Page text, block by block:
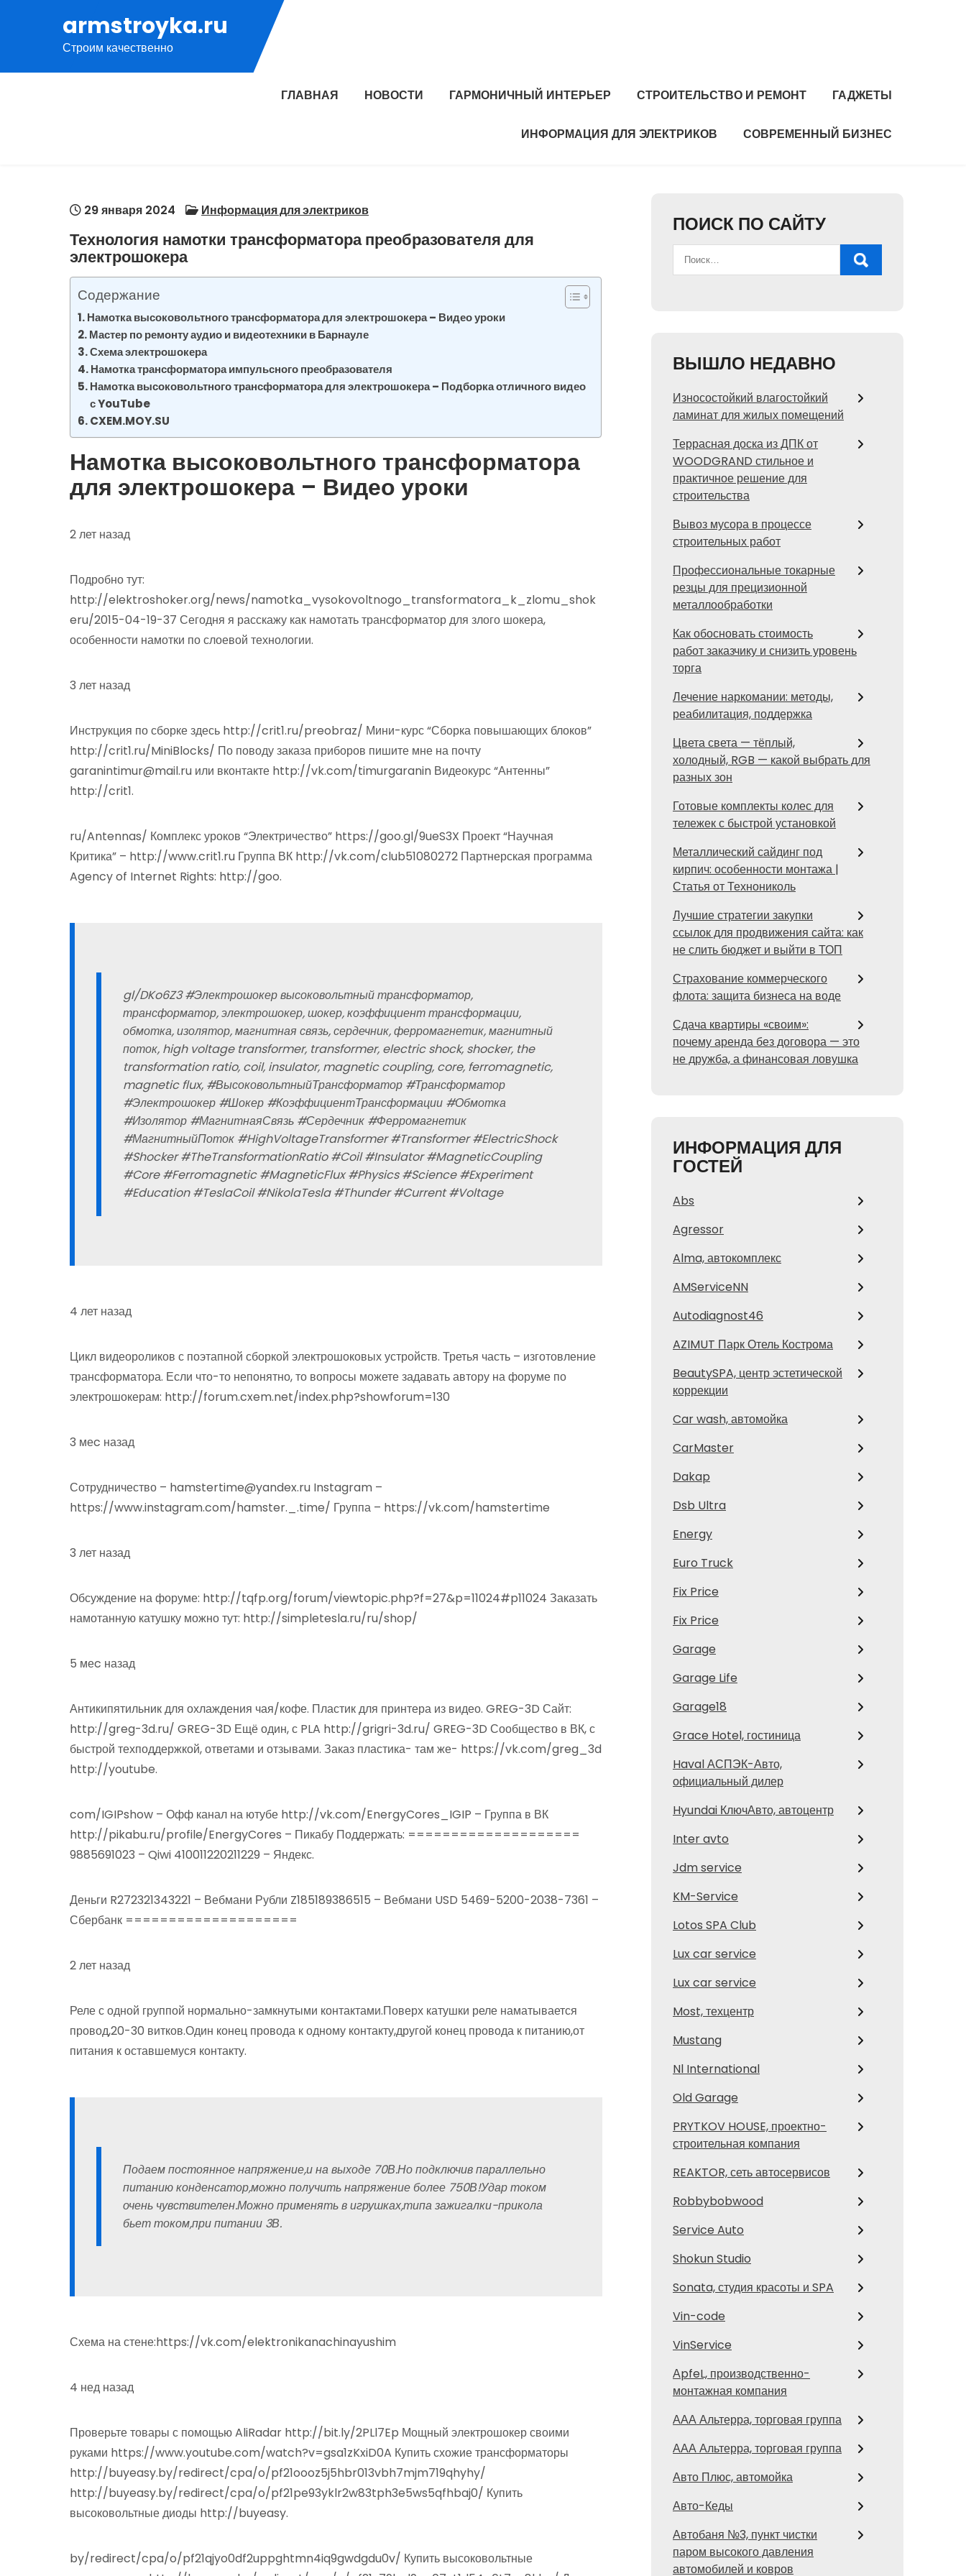
содержимому
armstroyka.ru
Строим качественно
ГЛАВНАЯ НОВОСТИ ГАРМОНИЧНЫЙ ИНТЕРЬЕР СТРОИТЕЛЬСТВО И РЕМОНТ ГАДЖЕТЫ
ИНФОРМАЦИЯ ДЛЯ ЭЛЕКТРИКОВ СОВРЕМЕННЫЙ БИЗНЕС
29 января 2024 Информация для электриков
Технология намотки трансформатора преобразователя для
электрошокера
Содержание
Намотка высоковольтного трансформатора для электрошокера – Видео уроки
Мастер по ремонту аудио и видеотехники в Барнауле
Схема электрошокера
Намотка трансформатора импульсного преобразователя
Намотка высоковольтного трансформатора для электрошокера – Подборка отличного видео
с YouTube
CXEM.MOY.SU
Намотка высоковольтного трансформатора
для электрошокера – Видео уроки
2 лет назад
Подробно тут:
http://elektroshoker.org/news/namotka_vysokovoltnogo_transformatora_k_zlomu_shok
eru/2015-04-19-37 Сегодня я расскажу как намотать трансформатор для злого шокера,
особенности намотки по слоевой технологии.
3 лет назад
Инструкция по сборке здесь http://crit1.ru/preobraz/ Мини-курс “Сборка повышающих блоков”
http://crit1.ru/MiniBlocks/ По поводу заказа приборов пишите мне на почту
garanintimur@mail.ru или вконтакте http://vk.com/timurgaranin Видеокурс “Антенны”
http://crit1.
ru/Antennas/ Комплекс уроков “Электричество” https://goo.gl/9ueS3X Проект “Научная
Критика” – http://www.crit1.ru Группа ВК http://vk.com/club51080272 Партнерская программа
Agency of Internet Rights: http://goo.
gl/DKo6Z3 #Электрошокер высоковольтный трансформатор,
трансформатор, электрошокер, шокер, коэффициент трансформации,
обмотка, изолятор, магнитная связь, сердечник, ферромагнетик, магнитный
поток, high voltage transformer, transformer, electric shock, shocker, the
transformation ratio, coil, insulator, magnetic coupling, core, ferromagnetic,
magnetic flux, #ВысоковольтныйТрансформатор #Трансформатор
#Электрошокер #Шокер #КоэффициентТрансформации #Обмотка
#Изолятор #МагнитнаяСвязь #Сердечник #Ферромагнетик
#МагнитныйПоток #HighVoltageTransformer #Transformer #ElectricShock
#Shocker #TheTransformationRatio #Coil #Insulator #MagneticCoupling
#Core #Ferromagnetic #MagneticFlux #Physics #Science #Experiment
#Education #TeslaCoil #NikolaTesla #Thunder #Current #Voltage
4 лет назад
Цикл видеороликов с поэтапной сборкой электрошоковых устройств. Третья часть – изготовление
трансформатора. Если что-то непонятно, то вопросы можете задавать автору на форуме по
электрошокерам: http://forum.cxem.net/index.php?showforum=130
3 меc назад
Сотрудничество – hamstertime@yandex.ru Instagram –
https://www.instagram.com/hamster._.time/ Группа – https://vk.com/hamstertime
3 лет назад
Обсуждение на форуме: http://tqfp.org/forum/viewtopic.php?f=27&p=11024#p11024 Заказать
намотанную катушку можно тут: http://simpletesla.ru/ru/shop/
5 меc назад
Антикипятильник для охлаждения чая/кофе. Пластик для принтера из видео. GREG-3D Сайт:
http://greg-3d.ru/ GREG-3D Ещё один, с PLA http://grigri-3d.ru/ GREG-3D Сообщество в ВК, с
быстрой техподдержкой, ответами и отзывами. Заказ пластика- там же- https://vk.com/greg_3d
http://youtube.
com/IGIPshow – Офф канал на ютубе http://vk.com/EnergyCores_IGIP – Группа в ВК
http://pikabu.ru/profile/EnergyCores – Пикабу Поддержать: ====================
9885691023 – Qiwi 410011220211229 – Яндекс.
Деньги R272321343221 – Вебмани Рубли Z185189386515 – Вебмани USD 5469-5200-2038-7361 –
Сбербанк ====================
2 лет назад
Реле с одной группой нормально-замкнутыми контактами.Поверх катушки реле наматывается
провод,20-30 витков.Один конец провода к одному контакту,другой конец провода к питанию,от
питания к оставшемуся контакту.
Подаем постоянное напряжение,и на выходе 70В.Но подключив параллельно
питанию конденсатор,можно получить напряжение более 750В!Удар током
очень чувствителен.Можно применять в игрушках,типа зажигалки-прикола
бьет током,при питании 3В.
Схема на стене:https://vk.com/elektronikanachinayushim
4 нед назад
Проверьте товары с помощью AliRadar http://bit.ly/2PLl7Ep Мощный электрошокер своими
руками https://www.youtube.com/watch?v=gsa1zKxiD0A Купить схожие трансформаторы
http://buyeasy.by/redirect/cpa/o/pf21oooz5j5hbr013vbh7mjm719qhyhy/
http://buyeasy.by/redirect/cpa/o/pf21pe93yklr2w83tph3e5ws5qfhbaj0/ Купить
высоковольтные диоды http://buyeasy.
by/redirect/cpa/o/pf21qjyo0df2uppghtmn4iq9gwdgdu0v/ Купить высоковольтные
ПОИСК ПО САЙТУ
ВЫШЛО НЕДАВНО
Износостойкий влагостойкий
ламинат для жилых помещений
Террасная доска из ДПК от
WOODGRAND стильное и
практичное решение для
строительства
Вывоз мусора в процессе
строительных работ
Профессиональные токарные
резцы для прецизионной
металлообработки
Как обосновать стоимость
работ заказчику и снизить уровень
торга
Лечение наркомании: методы,
реабилитация, поддержка
Цвета света — тёплый,
холодный, RGB — какой выбрать для
разных зон
Готовые комплекты колес для
тележек с быстрой установкой
Металлический сайдинг под
кирпич: особенности монтажа |
Статья от Технониколь
Лучшие стратегии закупки
ссылок для продвижения сайта: как
не слить бюджет и выйти в ТОП
Страхование коммерческого
флота: защита бизнеса на воде
Сдача квартиры «своим»:
почему аренда без договора — это
не дружба, а финансовая ловушка
ИНФОРМАЦИЯ ДЛЯ
ГОСТЕЙ
Abs
Agressor
Alma, автокомплекс
AMServiceNN
Autodiagnost46
AZIMUT Парк Отель Кострома
BeautySPA, центр эстетической
коррекции
Car wash, автомойка
CarMaster
Dakap
Dsb Ultra
Energy
Euro Truck
Fix Price
Fix Price
Garage
Garage Life
Garage18
Grace Hotel, гостиница
Haval АСПЭК-Авто,
официальный дилер
Hyundai КлючАвто, автоцентр
Inter avto
Jdm service
KM-Service
Lotos SPA Club
Lux car service
Lux car service
Most, техцентр
Mustang
Nl International
Old Garage
PRYTKOV HOUSE, проектно-
строительная компания
REAKTOR, сеть автосервисов
Robbybobwood
Service Auto
Shokun Studio
Sonata, студия красоты и SPA
Vin-code
VinService
АpfeL, производственно-
монтажная компания
ААА Альтерра, торговая группа
ААА Альтерра, торговая группа
Авто Плюс, автомойка
Авто-Кеды
Автобаня №3, пункт чистки
паром высокого давления
автомобилей и ковров